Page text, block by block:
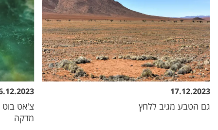
17.12.2023
גם הטבע מגיב ללחץ
צ'אט בוט
מדקה